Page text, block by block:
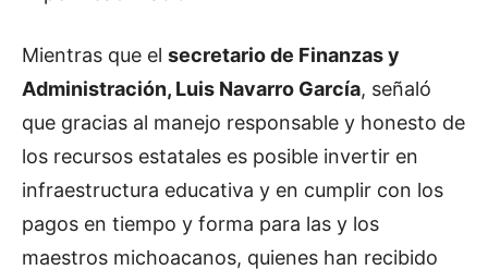
Mientras que el secretario de Finanzas y
Administración, Luis Navarro García, señaló
que gracias al manejo responsable y honesto de
los recursos estatales es posible invertir en
infraestructura educativa y en cumplir con los
pagos en tiempo y forma para las y los
maestros michoacanos, quienes han recibido